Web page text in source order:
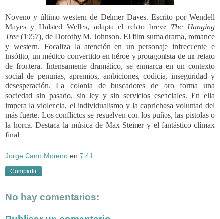
Noveno y último western de Delmer Daves. Escrito por Wendell
Mayes y Halsted Welles, adapta el relato breve The Hanging
Tree (1957), de Dorothy M. Johnson. El film suma drama, romance
y western. Focaliza la atención en un personaje infrecuente e
insólito, un médico convertido en héroe y protagonista de un relato
de frontera. Intensamente dramático, se enmarca en un contexto
social de penurias, apremios, ambiciones, codicia, inseguridad y
desesperación. La colonia de buscadores de oro forma una
sociedad sin pasado, sin ley y sin servicios esenciales. En ella
impera la violencia, el individualismo y la caprichosa voluntad del
más fuerte. Los conflictos se resuelven con los puños, las pistolas o
la horca.Destaca la música de Max Steiner y el fantástico clímax
final.
Jorge Cano Moreno en 7:41
Compartir
No hay comentarios: